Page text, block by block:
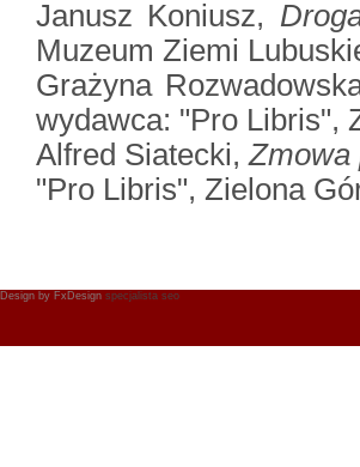
Janusz Koniusz,
Muzeum Ziemi
Grażyna
wydawca: "Pro Libris",
Alfred Siatecki,Zmowa
"Pro Libris", Zielona
Design by FxDesign specjalista seo